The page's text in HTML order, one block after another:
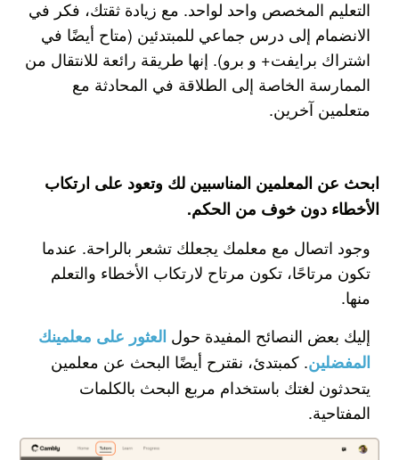
التعليم المخصص واحد لواحد. مع زيادة ثقتك، فكر في
الانضمام إلى درس جماعي للمبتدئين (متاح أيضًا في
اشتراك برايفت+ و برو). إنها طريقة رائعة للانتقال من
الممارسة الخاصة إلى الطلاقة في المحادثة مع
متعلمين آخرين.
ابحث عن المعلمين المناسبين لك وتعود على ارتكاب
الأخطاء دون خوف من الحكم.
وجود اتصال مع معلمك يجعلك تشعر بالراحة. عندما
تكون مرتاحًا، تكون مرتاح لارتكاب الأخطاء والتعلم
منها.
إليك بعض النصائح المفيدة حول العثور على معلمينك
المفضلين. كمبتدئ، نقترح أيضًا البحث عن معلمين
يتحدثون لغتك باستخدام مربع البحث بالكلمات
المفتاحية.